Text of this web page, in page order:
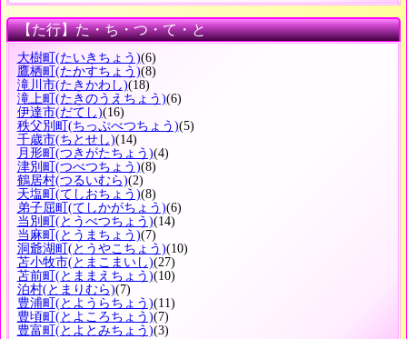
【た行】た・ち・つ・て・と
大樹町 (たいきちょう)(6)
鷹栖町 (たかすちょう)(8)
滝川市(たきかわし)(18)
滝上町 (たきのうえちょう)(6)
伊達市(だてし)(16)
秩父別町 (ちっぷべつちょう)(5)
千歳市(ちとせし)(14)
月形町 (つきがたちょう)(4)
津別町 (つべつちょう)(8)
鶴居村(つるいむら)(2)
天塩町 (てしおちょう)(8)
弟子屈町 (てしかがちょう)(6)
当別町 (とうべつちょう)(14)
当麻町 (とうまちょう)(7)
洞爺湖町 (とうやこちょう)(10)
苫小牧市(とまこまいし)(27)
苫前町 (とままえちょう)(10)
泊村(とまりむら)(7)
豊浦町 (とようらちょう)(11)
豊頃町 (とよころちょう)(7)
豊富町 (とよとみちょう)(3)